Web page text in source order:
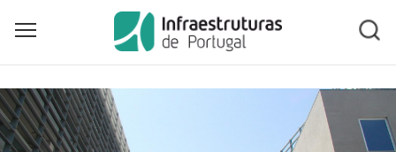
Skip
to
main
Toggle main menu visibility